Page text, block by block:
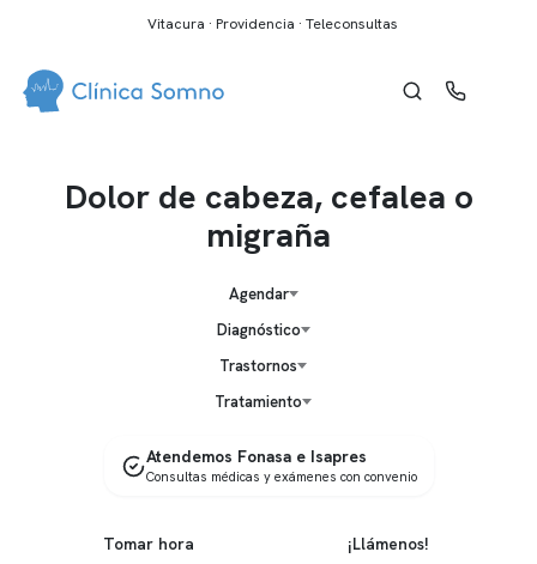
Vitacura · Providencia · Teleconsultas
Dolor de cabeza, cefalea o
migraña
Agendar
Diagnóstico
Trastornos
Tratamiento
Atendemos Fonasa e Isapres
Consultas médicas y exámenes con convenio
Tomar hora ¡Llámenos!